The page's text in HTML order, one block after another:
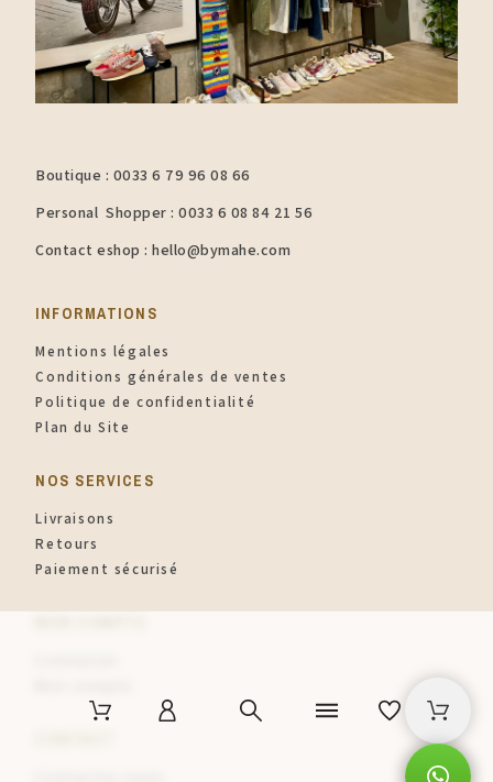
Boutique : 0033 6 79 96 08 66
Personal Shopper : 0033 6 08 84 21 56
Contact eshop : hello@bymahe.com
INFORMATIONS​
Mentions légales
Conditions générales de ventes
Politique de confidentialité
Plan du Site
NOS SERVICES
Livraisons
Retours
Paiement sécurisé